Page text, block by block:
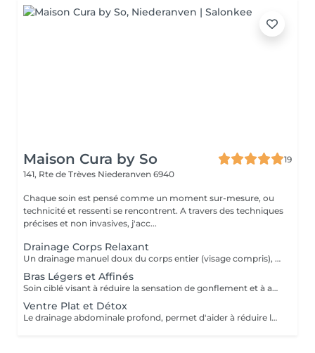
Maison Cura by So
19
141, Rte de Trèves Niederanven 6940
Chaque soin est pensé comme un moment sur-mesure, ou
technicité et ressenti se rencontrent. A travers des techniques
précises et non invasives, j'acc...
Drainage Corps Relaxant
Un drainage manuel doux du corps entier (visage compris), favorisant la détente profonde, la circulation lymphatique et la sensation de légèreté. Idéal en période de stress, de fatigue, ou lorsque le corps a besoin d'un véritable moment de récupération.
Bras Légers et Affinés
Soin ciblé visant à réduire la sensation de gonflement et à améliorer le confort des bras. Favorise la circulation et procure une sensation de légèreté immédiate.
Ventre Plat et Détox
Le drainage abdominale profond, permet d'aider à réduire la sensation de gonflement liée à plusieurs facteurs (stress, déséquilibre hormonal, inflammation chronique, problèmes digestifs, diastasis). Ce soin procure un véritable relâchement des tensions abdominales procurant un sentiment de bien être immédiat après la séance.